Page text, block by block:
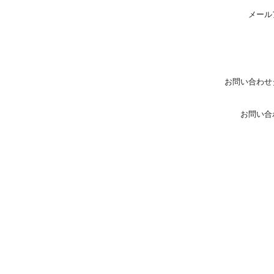
メー
お問い合わ
お問い